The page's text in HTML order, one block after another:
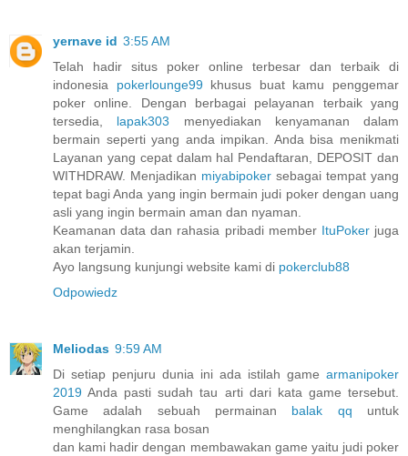
yernave id 3:55 AM
Telah hadir situs poker online terbesar dan terbaik di
indonesia pokerlounge99khusus buat kamu penggemar
poker online. Dengan berbagai pelayanan terbaik yang
tersedia, lapak303 menyediakan kenyamanan dalam
bermain seperti yang anda impikan. Anda bisa menikmati
Layanan yang cepat dalam hal Pendaftaran, DEPOSIT dan
WITHDRAW. Menjadikan miyabipoker sebagai tempat yang
tepat bagi Anda yang ingin bermain judi poker dengan uang
asli yang ingin bermain aman dan nyaman.
Keamanan data dan rahasia pribadi member ItuPokerjuga
akan terjamin.
Ayo langsung kunjungi website kami di pokerclub88
Odpowiedz
Meliodas 9:59 AM
Di setiap penjuru dunia ini ada istilah game armanipoker
2019 Anda pasti sudah tau arti dari kata game tersebut.
Game adalah sebuah permainan balak qq untuk
menghilangkan rasa bosan
dan kami hadir dengan membawakan game yaitu judi poker